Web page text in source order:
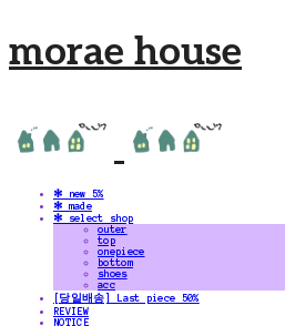
morae house
✻ new 5%
✻ made
✻ select shop
outer
top
onepiece
bottom
shoes
acc
[당일배송] Last piece 50%
REVIEW
NOTICE